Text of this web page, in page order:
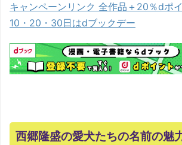
キャンペーンリンク 全作品＋20％dポ
10・20・30日はdブックデー
西郷隆盛の愛犬たちの名前の魅